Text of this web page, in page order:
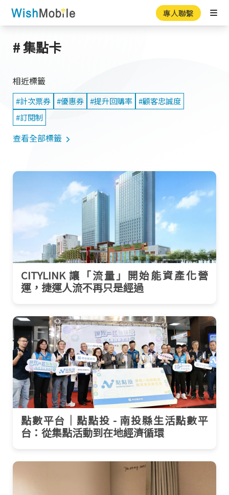
專人聯繫
# 集點卡
相近標籤
#計次票券 #優惠券 #提升回購率 #顧客忠誠度
#訂閱制
查看全部標籤
CITYLINK 讓「流量」開始能資產化營
運，捷運人流不再只是經過
點數平台｜點點投 - 南投縣生活點數平
台：從集點活動到在地經濟循環